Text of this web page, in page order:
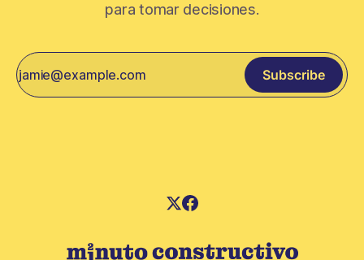
para tomar decisiones.
Subscribe